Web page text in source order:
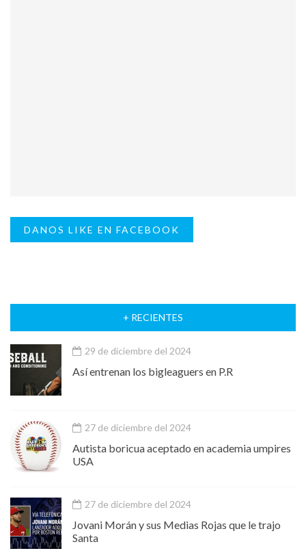
DANOS LIKE EN FACEBOOK
+ RECIENTES
29 de diciembre del 2024
Así entrenan los bigleaguers en P.R
27 de diciembre del 2024
Autista boricua aceptado en academia umpires
USA
27 de diciembre del 2024
Jovani Morán y sus Medias Rojas que le trajo
Santa